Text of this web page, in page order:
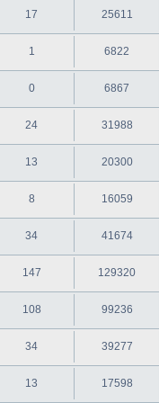
17 25611
1 6822
0 6867
24 31988
13 20300
8 16059
34 41674
147 129320
108 99236
34 39277
13 17598